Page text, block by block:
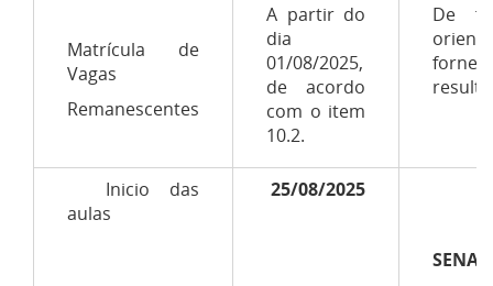
Matrícula de
Vagas
Remanescentes
A partir do
dia
01/08/2025,
de acordo
com o item
10.2.
De
Inicio das
aulas
25/08/2025